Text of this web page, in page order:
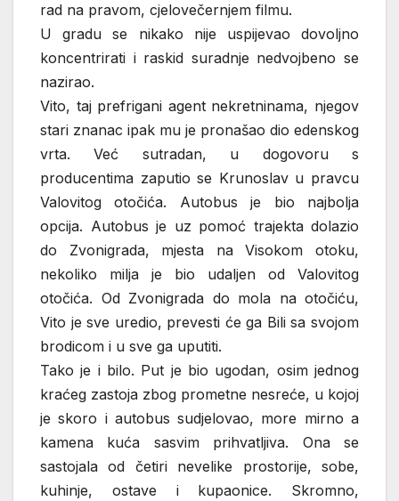
rad na pravom, cjelovečernjem filmu.
U gradu se nikako nije uspijevao dovoljno
koncentrirati i raskid suradnje nedvojbeno se
nazirao.
Vito, taj prefrigani agent nekretninama, njegov
stari znanac ipak mu je pronašao dio edenskog
vrta. Već sutradan, u dogovoru s
producentima zaputio se Krunoslav u pravcu
Valovitog otočića. Autobus je bio najbolja
opcija. Autobus je uz pomoć trajekta dolazio
do Zvonigrada, mjesta na Visokom otoku,
nekoliko milja je bio udaljen od Valovitog
otočića. Od Zvonigrada do mola na otočiću,
Vito je sve uredio, prevesti će ga Bili sa svojom
brodicom i u sve ga uputiti.
Tako je i bilo. Put je bio ugodan, osim jednog
kraćeg zastoja zbog prometne nesreće, u kojoj
je skoro i autobus sudjelovao, more mirno a
kamena kuća sasvim prihvatljiva. Ona se
sastojala od četiri nevelike prostorije, sobe,
kuhinje, ostave i kupaonice. Skromno,